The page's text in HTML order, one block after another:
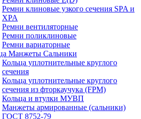
Ремни клиновые узкого сечения SPA и
XPA
Ремни вентиляторные
Ремни поликлиновые
Ремни вариаторные
Манжеты Сальники
Кольца уплотнительные круглого
сечения
Кольца уплотнительные круглого
сечения из фторкаучука (FPM)
Кольца и втулки МУВП
Манжеты армированные (сальники)
ГОСТ 8752-79